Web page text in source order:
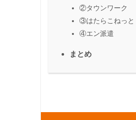
②タウンワーク
③はたらこねっと
④エン派遣
まとめ